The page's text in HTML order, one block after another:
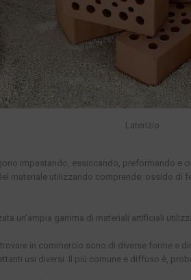
Laterizio
impastando, essiccando, preformando e
materiale utilizzando comprende: ossido di
un’ampia gamma di materiali artificiali
in commercio sono di diverse forme e
usi diversi. Il più comune e diffuso è,